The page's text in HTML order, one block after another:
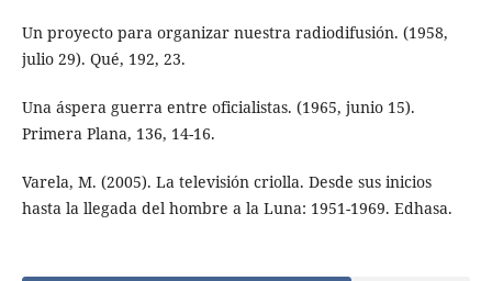
Un proyecto para organizar nuestra radiodifusión. (1958,
julio 29). Qué, 192, 23.
Una áspera guerra entre oficialistas. (1965, junio 15).
Primera Plana, 136, 14-16.
Varela, M. (2005). La televisión criolla. Desde sus inicios
hasta la llegada del hombre a la Luna: 1951-1969. Edhasa.